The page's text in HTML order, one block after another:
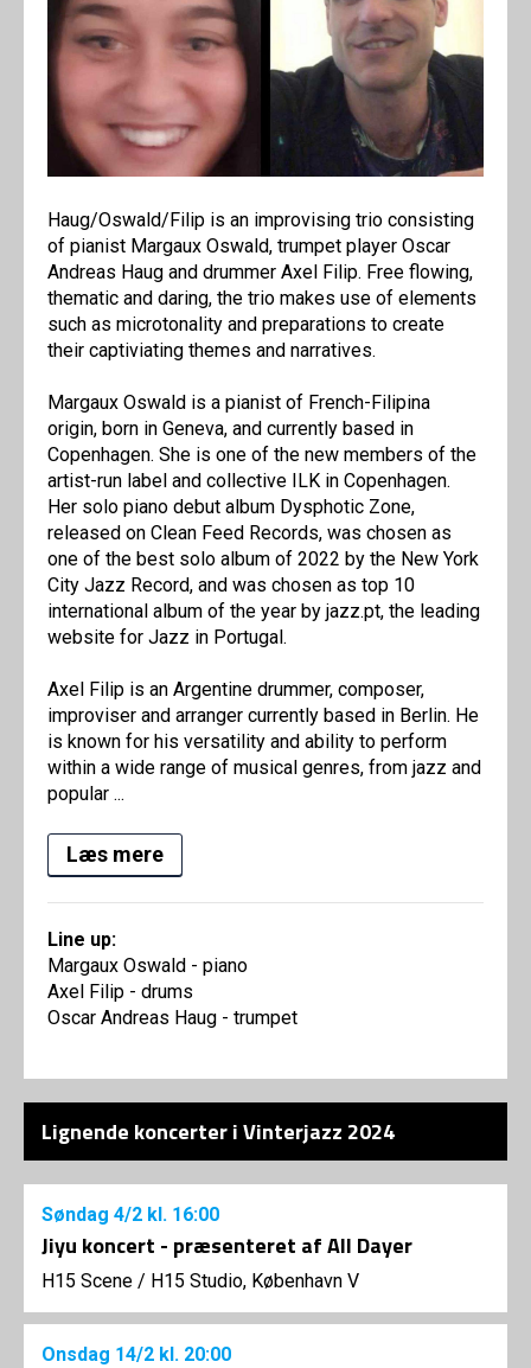
Haug/Oswald/Filip is an improvising trio consisting
of pianist Margaux Oswald, trumpet player Oscar
Andreas Haug and drummer Axel Filip. Free flowing,
thematic and daring, the trio makes use of elements
such as microtonality and preparations to create
their captiviating themes and narratives.
Margaux Oswald is a pianist of French-Filipina
origin, born in Geneva, and currently based in
Copenhagen. She is one of the new members of the
artist-run label and collective ILK in Copenhagen.
Her solo piano debut album Dysphotic Zone,
released on Clean Feed Records, was chosen as
one of the best solo album of 2022 by the New York
City Jazz Record, and was chosen as top 10
international album of the year by jazz.pt, the leading
website for Jazz in Portugal.
Axel Filip is an Argentine drummer, composer,
improviser and arranger currently based in Berlin. He
is known for his versatility and ability to perform
within a wide range of musical genres, from jazz and
popular ...
Læs mere
Line up:
Margaux Oswald - piano
Axel Filip - drums
Oscar Andreas Haug - trumpet
Lignende koncerter i Vinterjazz 2024
Søndag 4/2 kl. 16:00
Jiyu koncert - præsenteret af All Dayer
H15 Scene / H15 Studio, København V
Onsdag 14/2 kl. 20:00